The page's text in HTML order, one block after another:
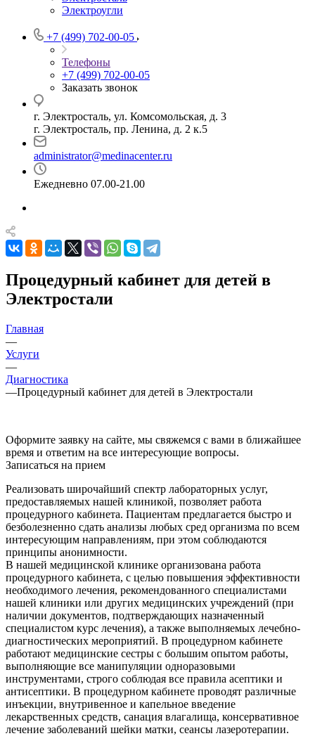
Электроугли
+7 (499) 702-00-05
Телефоны
+7 (499) 702-00-05
Заказать звонок
г. Электросталь, ул. Комсомольская, д. 3
г. Электросталь, пр. Ленина, д. 2 к.5
administrator@medinacenter.ru
Ежедневно 07.00-21.00
Процедурный кабинет для детей в
Электростали
Главная
—
Услуги
—
Диагностика
—Процедурный кабинет для детей в Электростали
Оформите заявку на сайте, мы свяжемся с вами в ближайшее
время и ответим на все интересующие вопросы.
Записаться на прием
Реализовать широчайший спектр лабораторных услуг,
предоставляемых нашей клиникой, позволяет работа
процедурного кабинета. Пациентам предлагается быстро и
безболезненно сдать анализы любых сред организма по всем
интересующим направлениям, при этом соблюдаются
принципы анонимности.
В нашей медицинской клинике организована работа
процедурного кабинета, с целью повышения эффективности
необходимого лечения, рекомендованного специалистами
нашей клиники или других медицинских учреждений (при
наличии документов, подтверждающих назначенный
специалистом курс лечения), а также выполняемых лечебно-
диагностических мероприятий. В процедурном кабинете
работают медицинские сестры с большим опытом работы,
выполняющие все манипуляции одноразовыми
инструментами, строго соблюдая все правила асептики и
антисептики. В процедурном кабинете проводят различные
инъекции, внутривенное и капельное введение
лекарственных средств, санация влагалища, консервативное
лечение заболеваний шейки матки, сеансы лазеротерапии.